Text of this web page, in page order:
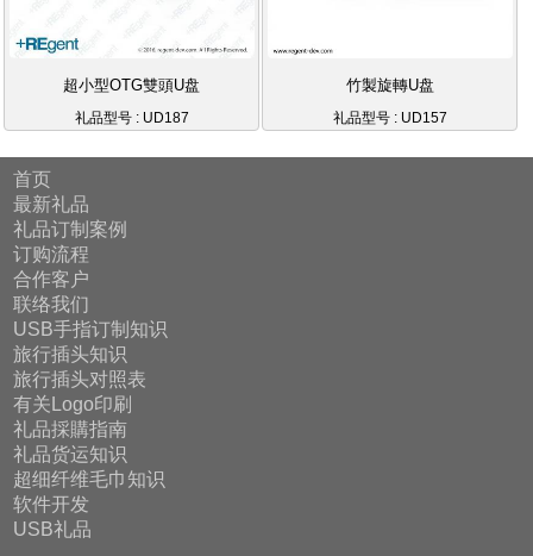
超小型OTG雙頭U盘
礼品型号 : UD187
竹製旋轉U盘
礼品型号 : UD157
首页
最新礼品
礼品订制案例
订购流程
合作客户
联络我们
USB手指订制知识
旅行插头知识
旅行插头对照表
有关Logo印刷
礼品採購指南
礼品货运知识
超细纤维毛巾知识
软件开发
USB礼品